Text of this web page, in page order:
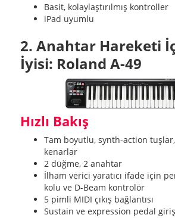
Basit, kolaylaştırılmış kontroller
iPad uyumlu
2. Anahtar Hareketi
İyisi: Roland A-49
Hızlı Bakış
Tam boyutlu, synth-action tuşlar,
kenarlar
2 düğme, 2 anahtar
İlham verici yaratıcı ifade için
kolu ve D-Beam kontrolör
5 pimli MIDI çıkış bağlantısı
Sustain ve expression pedal